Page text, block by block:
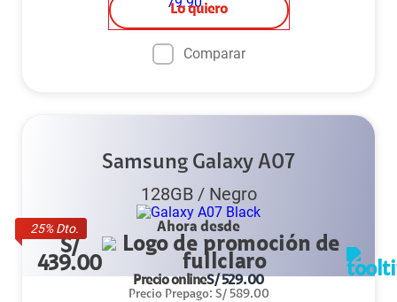
Lo quiero
Comparar
25% Dto.
Samsung Galaxy A07
128GB/ Negro
Ahora desde
S/
439.00
Precio onlineS/529.00
Precio Prepago: S/ 589.00